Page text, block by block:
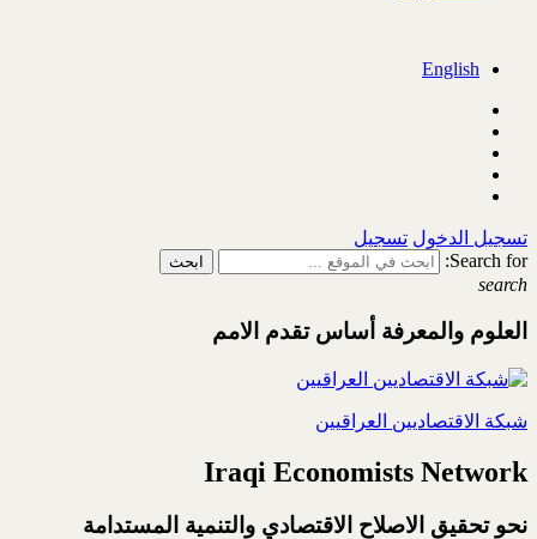
English
تسجيل الدخول تسجيل
Search for:
search
العلوم والمعرفة أساس تقدم الامم
شبكة الاقتصاديين العراقيين
Iraqi Economists Network
نحو تحقيق الاصلاح الاقتصادي والتنمية المستدامة